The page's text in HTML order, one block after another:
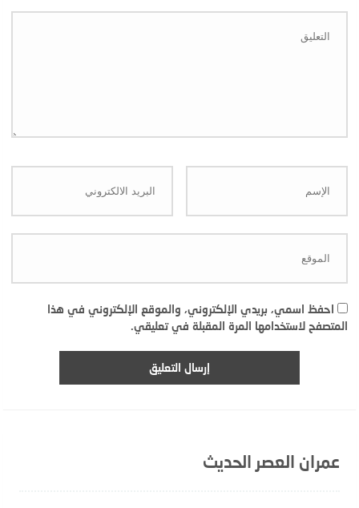
احفظ اسمي، بريدي الإلكتروني، والموقع الإلكتروني في هذا
المتصفح لاستخدامها المرة المقبلة في تعليقي.
عمران العصر الحديث